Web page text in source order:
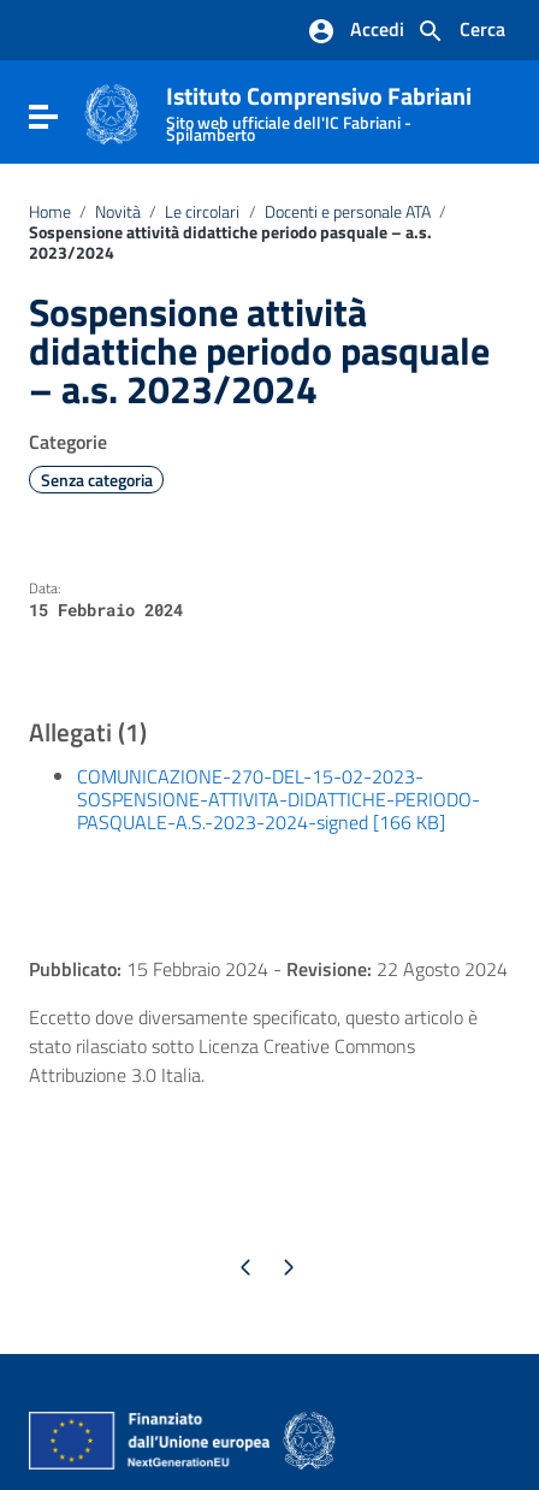
Vai al footer
Cerca
Accedi
Attiva / disattiva la navigazione
Istituto Comprensivo Fabriani
Sito web ufficiale dell'IC Fabriani -
Spilamberto
Home / Novità / Le circolari / Docenti e personale ATA /
Sospensione attività didattiche periodo pasquale – a.s.
2023/2024
Sospensione attività
didattiche periodo pasquale
– a.s. 2023/2024
Categorie
Senza categoria
Data:
15 Febbraio 2024
Allegati (1)
COMUNICAZIONE-270-DEL-15-02-2023-
SOSPENSIONE-ATTIVITA-DIDATTICHE-PERIODO-
PASQUALE-A.S.-2023-2024-signed [166 KB]
Pubblicato: 15 Febbraio 2024 - Revisione: 22 Agosto 2024
Eccetto dove diversamente specificato, questo articolo è
stato rilasciato sotto Licenza Creative Commons
Attribuzione 3.0 Italia.
Pagina precedente
Pagina successiva